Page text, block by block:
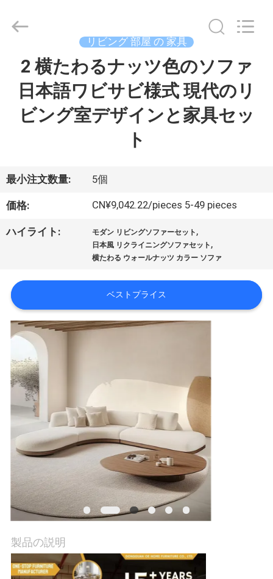
品
ビ
VR
シ
ョ
ー
企
業
情
報
会
社
2026
Furniture
Reserved.
リビング 部屋 の 家具
2 横たわるナッツ色のソファ
日本語ワビサビ様式 現代のリ
ビング室デザインと家具セッ
ト
最小注文数量: 5個
価格: CN¥9,042.22/pieces 5-49 pieces
ハイライト: モダン リビングソファーセット ,
日本風 リクライニングソファセット ,
横たわる ウォールナッツ カラー ソファ
ベストプライス
製品の説明